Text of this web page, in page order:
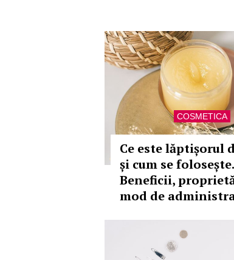
COSMETICA
Ce este lăptișorul
și cum se folosește.
Beneficii,
mod de